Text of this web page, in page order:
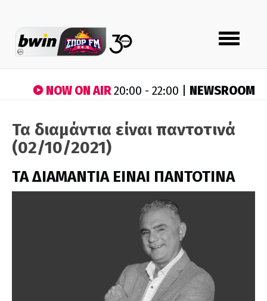
Toggle
navigation
NOW ON AIR20:00 - 22:00 | NEWSROOM
Τα διαμάντια είναι παντοτινά
(02/10/2021)
ΤΑ ΔΙΑΜΑΝΤΙΑ ΕΙΝΑΙ ΠΑΝΤΟΤΙΝΑ